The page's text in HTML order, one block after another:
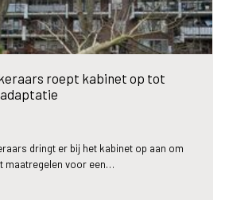
roept kabinet op tot
dringt er bij het kabinet op aan om
maatregelen voor een…